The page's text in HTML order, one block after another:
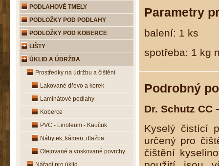
Parametry
balení: 1 ks
spotřeba: 1 kg
Podrobný
Dr. Schutz
Kyselý čistící
určený pro
čištění
PODLAHOVÉ TMELY
PODLOŽKY POD PODLAHY
PODLOŽKY POD KOBERCE
LIŠTY
ÚKLID A ÚDRŽBA
Prostředky na údržbu a čištění
Lakované dřevo a korek
Laminátové podlahy
Koberce
PVC - Linoleum - Kaučuk
Nábytek, kámen, dlažba
Olejované a voskované povrchy
Nářadí pro úklid